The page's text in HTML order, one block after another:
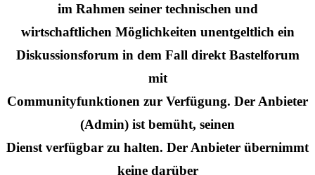
im Rahmen seiner technischen und
wirtschaftlichen Möglichkeiten unentgeltlich ein
Diskussionsforum in dem Fall direkt Bastelforum
mit
Communityfunktionen zur Verfügung. Der Anbieter
(Admin) ist bemüht, seinen
Dienst verfügbar zu halten. Der Anbieter übernimmt
keine darüber